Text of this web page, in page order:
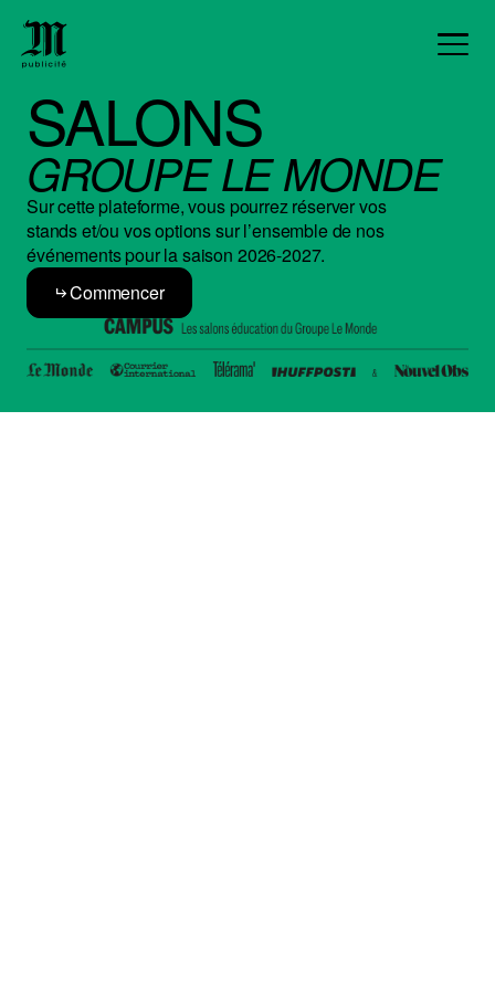
SALONS
GROUPE LE MONDE
Sur cette plateforme, vous pourrez réserver vos
stands et/ou vos options sur l’ensemble de nos
événements pour la saison 2026-2027.
Commencer